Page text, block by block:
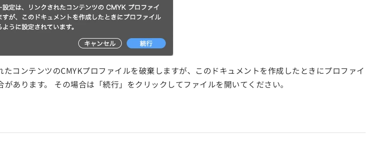
ンテンツのCMYKプロファイルを破棄しますが、このドキュメントを作成したときにプロファイ
あります。 その場合は「続行」をクリックしてファイルを開いてください。